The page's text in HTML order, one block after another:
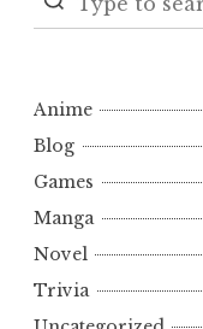
Anime
Blog
Games
Manga
Novel
Trivia